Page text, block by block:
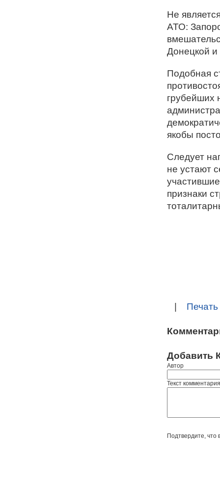
Не
АТО:
Донецкой и
Подобная
грубейших
якобы
Следует
не устают
признаки
Печать
Добавить
Автор
Текст комментария
Подтвердите, что